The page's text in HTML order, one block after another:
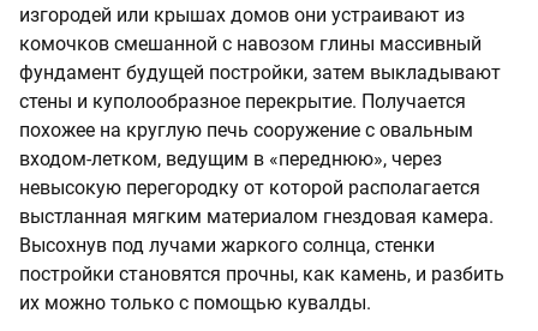
изгородей или крышах домов они устраивают из
комочков смешанной с навозом глины массивный
фундамент будущей постройки, затем выкладывают
стены и куполообразное перекрытие. Получается
похожее на круглую печь сооружение с овальным
входом-летком, ведущим в «переднюю», через
невысокую перегородку от которой располагается
выстланная мягким материалом гнездовая камера.
Высохнув под лучами жаркого солнца, стенки
постройки становятся прочны, как камень, и разбить
их можно только с помощью кувалды.